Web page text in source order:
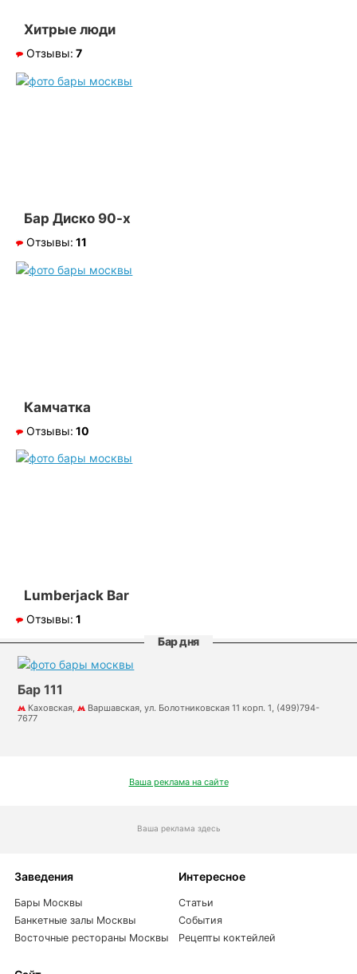
Хитрые люди
Отзывы: 7
Бар Диско 90-х
Отзывы: 11
Камчатка
Отзывы: 10
Lumberjack Bar
Отзывы: 1
Бар дня
Бар 111
Каховская,
Варшавская, ул. Болотниковская 11 корп. 1, (499)794-
7677
Ваша реклама на сайте
Ваша реклама здесь
Заведения
Бары Москвы
Банкетные залы Москвы
Восточные рестораны Москвы
Интересное
Статьи
События
Рецепты коктейлей